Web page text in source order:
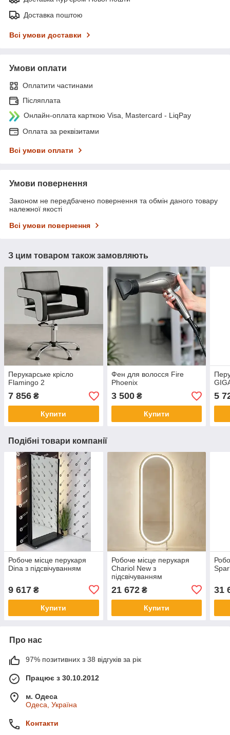
Доставка поштою
Всі умови доставки
Умови оплати
Оплатити частинами
Післяплата
Онлайн-оплата карткою Visa, Mastercard - LiqPay
Оплата за реквізитами
Всі умови оплати
Умови повернення
Законом не передбачено повернення та обмін даного товару
належної якості
Всі умови повернення
З цим товаром також замовляють
Перукарське крісло
Flamingo 2
7 856 ₴
Купити
Фен для волосся Fire
Phoenix
3 500₴
Купити
5
Подібні товари компанії
Робоче місце перукаря
Dina з підсвічуванням
9 617 ₴
Купити
Робоче місце перукаря
Chariol New з
підсвічуванням
21 672₴
Купити
31
Про нас
97% позитивних з 38 відгуків за рік
Працює з 30.10.2012
м. Одеса
Одеса, Україна
Контакти